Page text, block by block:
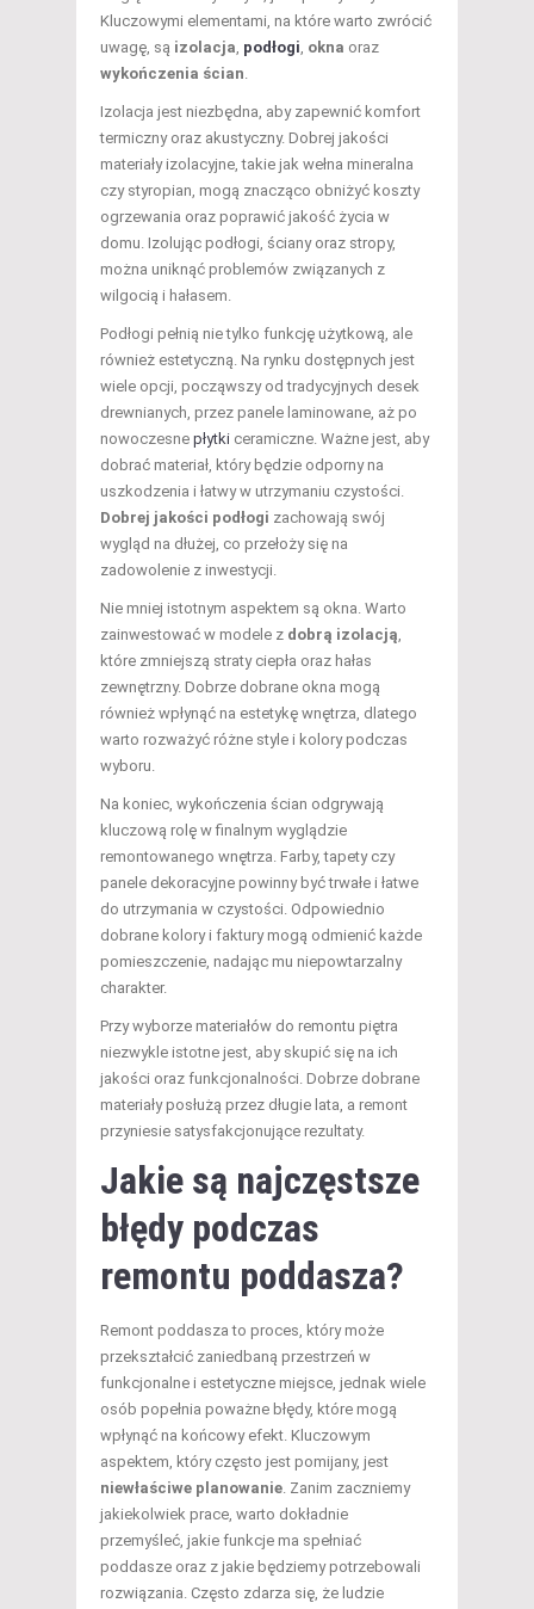
Kluczowymi elementami, na które warto zwrócić
uwagę, są izolacja, podłogi, okna oraz
wykończenia ścian.
Izolacja jest niezbędna, aby zapewnić komfort
termiczny oraz akustyczny. Dobrej jakości
materiały izolacyjne, takie jak wełna mineralna
czy styropian, mogą znacząco obniżyć koszty
ogrzewania oraz poprawić jakość życia w
domu. Izolując podłogi, ściany oraz stropy,
można uniknąć problemów związanych z
wilgocią i hałasem.
Podłogi pełnią nie tylko funkcję użytkową, ale
również estetyczną. Na rynku dostępnych jest
wiele opcji, począwszy od tradycyjnych desek
drewnianych, przez panele laminowane, aż po
nowoczesne płytki ceramiczne. Ważne jest, aby
dobrać materiał, który będzie odporny na
uszkodzenia i łatwy w utrzymaniu czystości.
Dobrej jakości podłogi zachowają swój
wygląd na dłużej, co przełoży się na
zadowolenie z inwestycji.
Nie mniej istotnym aspektem są okna. Warto
zainwestować w modele z dobrą izolacją,
które zmniejszą straty ciepła oraz hałas
zewnętrzny. Dobrze dobrane okna mogą
również wpłynąć na estetykę wnętrza, dlatego
warto rozważyć różne style i kolory podczas
wyboru.
Na koniec, wykończenia ścian odgrywają
kluczową rolę w finalnym wyglądzie
remontowanego wnętrza. Farby, tapety czy
panele dekoracyjne powinny być trwałe i łatwe
do utrzymania w czystości. Odpowiednio
dobrane kolory i faktury mogą odmienić każde
pomieszczenie, nadając mu niepowtarzalny
charakter.
Przy wyborze materiałów do remontu piętra
niezwykle istotne jest, aby skupić się na ich
jakości oraz funkcjonalności. Dobrze dobrane
materiały posłużą przez długie lata, a remont
przyniesie satysfakcjonujące rezultaty.
Jakie są najczęstsze
błędy podczas
remontu poddasza?
Remont poddasza to proces, który może
przekształcić zaniedbaną przestrzeń w
funkcjonalne i estetyczne miejsce, jednak wiele
osób popełnia poważne błędy, które mogą
wpłynąć na końcowy efekt. Kluczowym
aspektem, który często jest pomijany, jest
niewłaściwe planowanie. Zanim zaczniemy
jakiekolwiek prace, warto dokładnie
przemyśleć, jakie funkcje ma spełniać
poddasze oraz z jakie będziemy potrzebowali
rozwiązania. Często zdarza się, że ludzie